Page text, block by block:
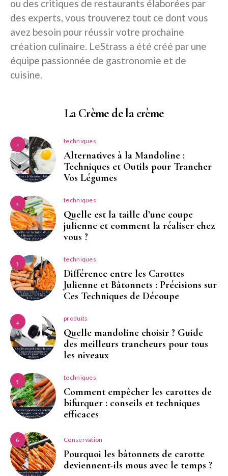
ou des critiques de restaurants élaborées par
des experts, vous trouverez tout ce dont vous
avez besoin pour réussir votre prochaine
création culinaire. LeStrass a été créé par une
équipe passionnée de gastronomie et de
cuisine.
La Crème de la crème
1 techniques
Alternatives à la Mandoline :
Techniques et Outils pour Trancher
Vos Légumes
2 techniques
Quelle est la taille d’une coupe
julienne et comment la réaliser chez
vous ?
3 techniques
Différence entre les Carottes
Julienne et Bâtonnets : Précisions sur
Ces Techniques de Découpe
4 produits
Quelle mandoline choisir ? Guide
des meilleurs trancheurs pour tous
les niveaux
5 techniques
Comment empêcher les carottes de
bifurquer : conseils et techniques
efficaces
6 Conservation
Pourquoi les bâtonnets de carotte
deviennent-ils mous avec le temps ?